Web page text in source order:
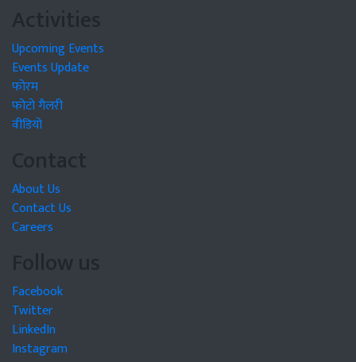
Activities
Upcoming Events
Events Update
फोरम
फोटो गैलरी
वीडियो
Contact
About Us
Contact Us
Careers
Follow us
Facebook
Twitter
LinkedIn
Instagram